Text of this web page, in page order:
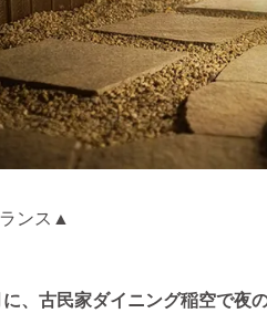
ンス▲
、古民家ダイニング稲空で夜